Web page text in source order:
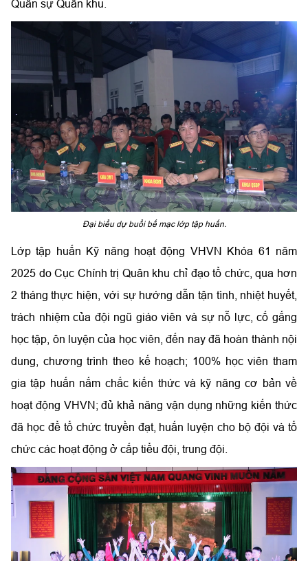
Quân sự Quân khu.
Đại biểu dự buổi bế mạc lớp tập huấn.
Lớp tập huấn Kỹ năng hoạt động VHVN Khóa 61 năm
2025 do Cục Chính trị Quân khu chỉ đạo tổ chức, qua hơn
2 tháng thực hiện, với sự hướng dẫn tận tình, nhiệt huyết,
trách nhiệm của đội ngũ giáo viên và sự nỗ lực, cố gắng
học tập, ôn luyện của học viên, đến nay đã hoàn thành nội
dung, chương trình theo kế hoạch; 100% học viên tham
gia tập huấn nắm chắc kiến thức và kỹ năng cơ bản về
hoạt động VHVN; đủ khả năng vận dụng những kiến thức
đã học để tổ chức truyền đạt, huấn luyện cho bộ đội và tổ
chức các hoạt động ở cấp tiểu đội, trung đội.